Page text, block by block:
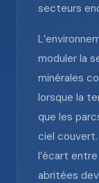
secteurs
moduler la
minérales
lorsque la
que les
ciel
l’écart
abritées